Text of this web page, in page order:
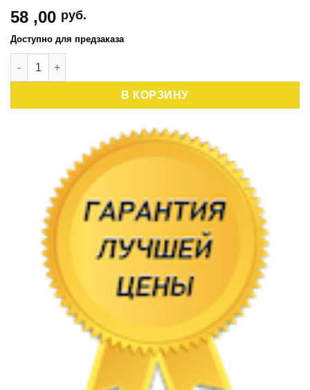
58 ,00 руб.
Доступно для предзаказа
Количество товара Светильник накладной Maytoni Artisan
В КОРЗИНУ